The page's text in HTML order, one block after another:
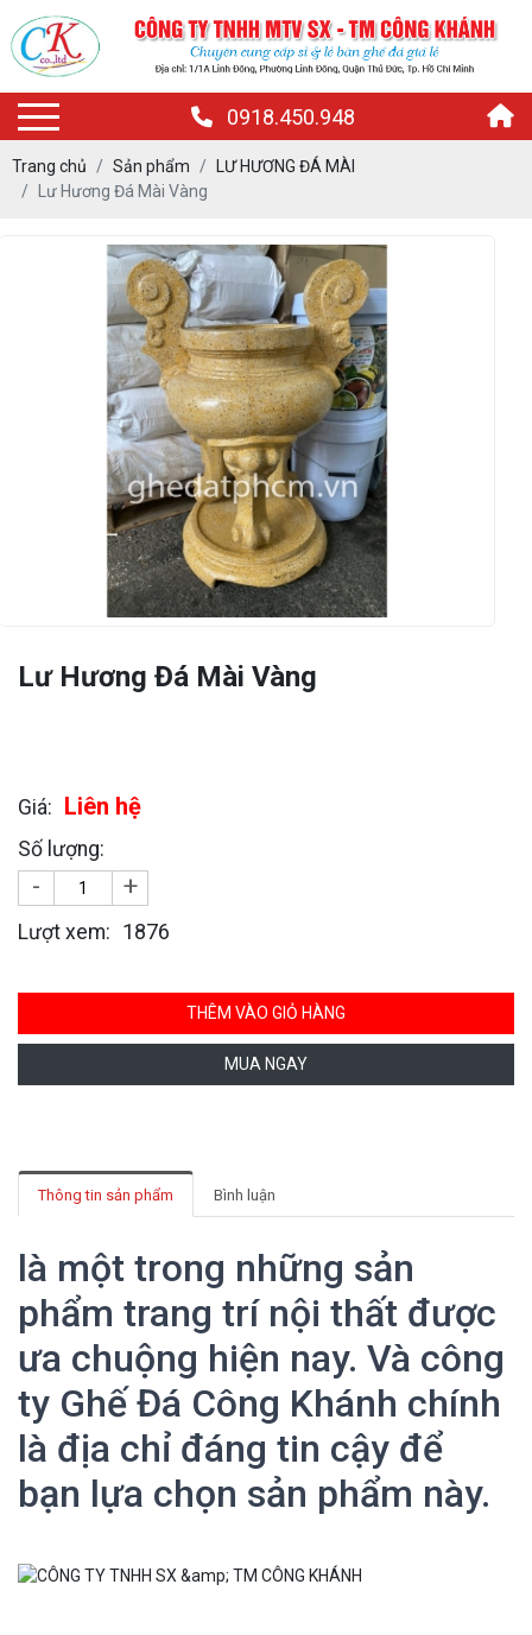
0918.450.948
Trang chủ Sản phẩm
LƯ HƯƠNG ĐÁ MÀI
Lư Hương Đá Mài Vàng
Lư Hương Đá Mài Vàng
Giá: Liên hệ
Số lượng:
- +
Lượt xem: 1876
THÊM VÀO GIỎ HÀNG
MUA NGAY
Thông tin sản phẩm Bình luận
là một trong những sản
phẩm trang trí nội thất được
ưa chuộng hiện nay. Và công
ty Ghế Đá Công Khánh chính
là địa chỉ đáng tin cậy để
bạn lựa chọn sản phẩm này.